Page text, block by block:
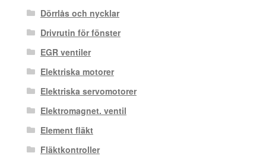
Dörrlås och nycklar
Drivrutin för fönster
EGR ventiler
Elektriska motorer
Elektriska servomotorer
Elektromagnet. ventil
Element fläkt
Fläktkontroller